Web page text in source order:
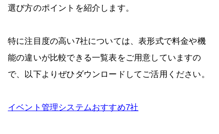
選び方のポイントを紹介します。
特に注目度の高い7社については、表形式で料金や機
能の違いが比較できる一覧表をご用意していますの
で、以下よりぜひダウンロードしてご活用ください。
イベント管理システムおすすめ7社